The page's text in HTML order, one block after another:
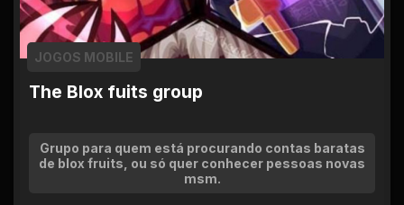
The Blox fuits group
JOGOS MOBILE
Grupo para quem está procurando contas baratas
de blox fruits, ou só quer conhecer pessoas novas
msm.